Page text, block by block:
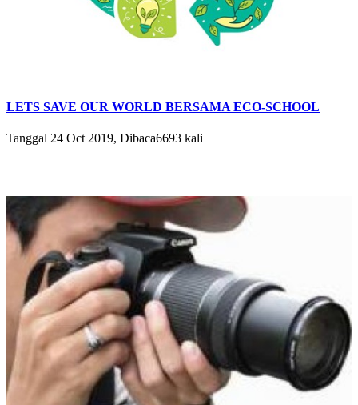
LETS SAVE OUR WORLD BERSAMA ECO-SCHOOL
Tanggal 24 Oct 2019, Dibaca6693 kali